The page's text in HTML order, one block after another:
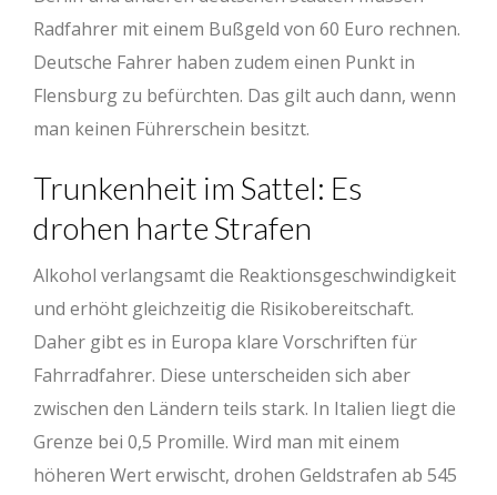
Radfahrer mit einem Bußgeld von 60 Euro rechnen.
Deutsche Fahrer haben zudem einen Punkt in
Flensburg zu befürchten. Das gilt auch dann, wenn
man keinen Führerschein besitzt.
Trunkenheit im Sattel: Es
drohen harte Strafen
Alkohol verlangsamt die Reaktionsgeschwindigkeit
und erhöht gleichzeitig die Risikobereitschaft.
Daher gibt es in Europa klare Vorschriften für
Fahrradfahrer. Diese unterscheiden sich aber
zwischen den Ländern teils stark. In Italien liegt die
Grenze bei 0,5 Promille. Wird man mit einem
höheren Wert erwischt, drohen Geldstrafen ab 545